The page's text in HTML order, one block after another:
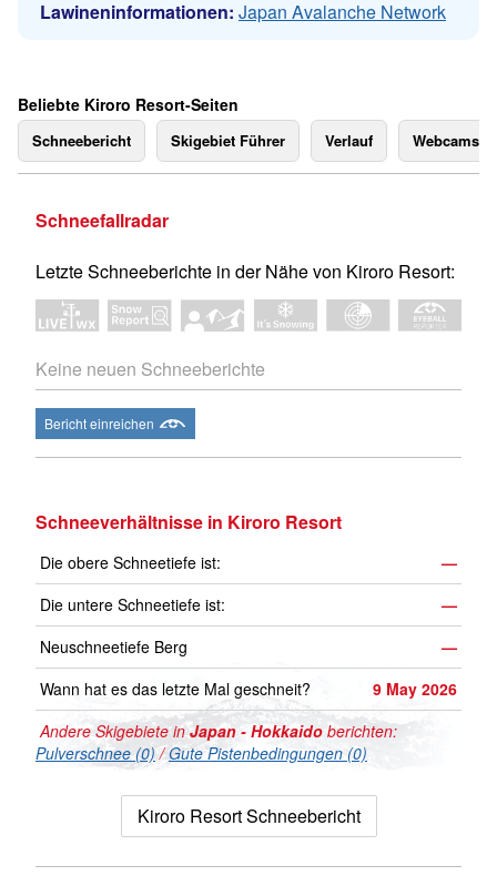
Lawineninformationen: Japan Avalanche Network
Beliebte Kiroro Resort-Seiten
Schneebericht Skigebiet Führer Verlauf Webcams
Schneefallradar
Letzte Schneeberichte in der Nähe von Kiroro Resort:
Keine neuen Schneeberichte
Bericht einreichen
Schneeverhältnisse in Kiroro Resort
Die obere Schneetiefe ist:
—
Die untere Schneetiefe ist:
—
Neuschneetiefe Berg
—
Wann hat es das letzte Mal geschneit?
9 May 2026
Andere Skigebiete inJapan - Hokkaido berichten:
Pulverschnee (0)/Gute Pistenbedingungen (0)
Kiroro Resort Schneebericht